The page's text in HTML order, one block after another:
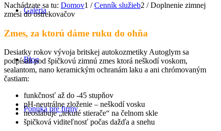
Galéria
Blog
Ponuka pre firmy
Nachádzate sa tu: Domov1 / Cenník služieb2 / Doplnenie zimnej
zmesi do ostrekovačov
Zmes, za ktorú dáme ruku do ohňa
Desiatky rokov vývoja britskej autokozmetiky Autoglym sa
podpísali pod špičkovú zimnú zmes ktorá neškodí voskom,
sealantom, nano keramickým ochranám laku a ani chrómovaným
častiam:
funkčnosť až do -45 stupňov
pH-neutrálne zloženie – neškodí vosku
neoslabuje „tekuté stierače“ na čelnom skle
špičková viditeľnosť počas dažďa a snehu